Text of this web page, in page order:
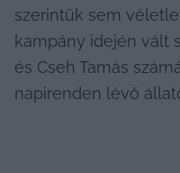
szerintük sem
kampány idején vált
és Cseh Tamás
napirenden lévő